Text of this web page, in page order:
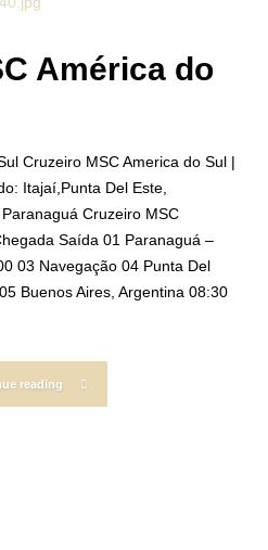
América do
Cruzeiro MSC America do Sul |
Itajaí,Punta Del Este,
Cruzeiro MSC
Saída 01 Paranaguá –
03 Navegação 04 Punta Del
Buenos Aires, Argentina 08:30
reading